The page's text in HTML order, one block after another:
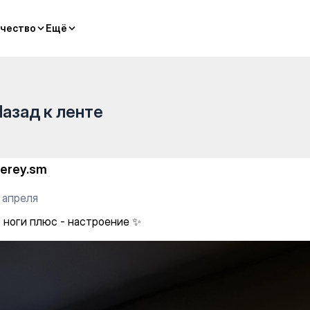
Ещё
Ещё
к ленте
апреля
плюс - настроение ✨